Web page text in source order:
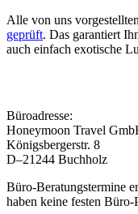
Alle von uns vorgestellten
geprüft. Das garantiert
auch einfach exotische
Büroadresse:
Honeymoon Travel
Königsbergerstr. 8
D–21244 Buchholz
Büro-Beratungstermine
haben keine festen Büro-